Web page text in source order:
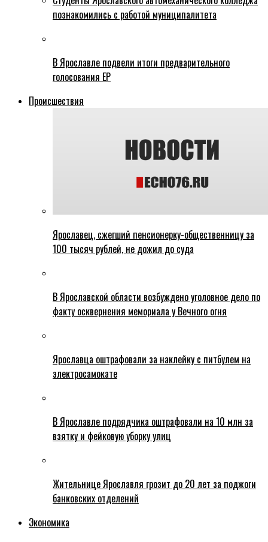
познакомились с работой муниципалитета
В Ярославле подвели итоги предварительного
голосования ЕР
Происшествия
Ярославец, сжегший пенсионерку-общественницу за
100 тысяч рублей, не дожил до суда
В Ярославской области возбуждено уголовное дело по
факту осквернения мемориала у Вечного огня
Ярославца оштрафовали за наклейку с питбулем на
электросамокате
В Ярославле подрядчика оштрафовали на 10 млн за
взятку и фейковую уборку улиц
Жительнице Ярославля грозит до 20 лет за поджоги
банковских отделений
Экономика